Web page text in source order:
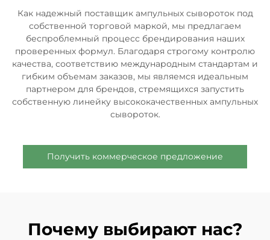
Как надежный поставщик ампульных сывороток под
собственной торговой маркой, мы предлагаем
беспроблемный процесс брендирования наших
проверенных формул. Благодаря строгому контролю
качества, соответствию международным стандартам и
гибким объемам заказов, мы являемся идеальным
партнером для брендов, стремящихся запустить
собственную линейку высококачественных ампульных
сывороток.
Получить коммерческое предложение
Почему выбирают нас?